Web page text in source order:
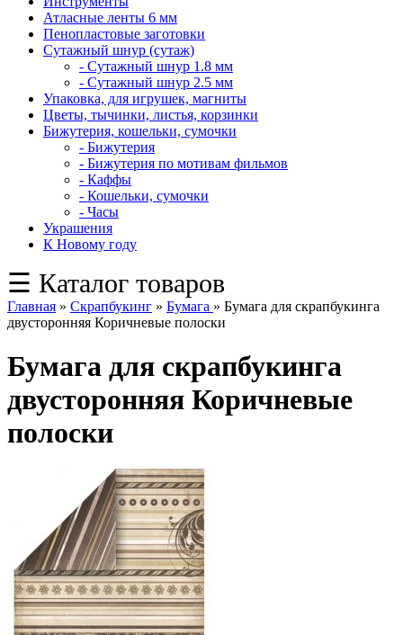
Атласные ленты 6 мм
Пенопластовые заготовки
Сутажный шнур (сутаж)
- Сутажный шнур 1.8 мм
- Сутажный шнур 2.5 мм
Упаковка, для игрушек, магниты
Цветы, тычинки, листья, корзинки
Бижутерия, кошельки, сумочки
- Бижутерия
- Бижутерия по мотивам фильмов
- Каффы
- Кошельки, сумочки
- Часы
Украшения
К Новому году
☰ Каталог товаров
Главная » Скрапбукинг » Бумага » Бумага для скрапбукинга
двусторонняя Коричневые полоски
Бумага для скрапбукинга
двусторонняя Коричневые
полоски